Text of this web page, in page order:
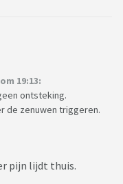
19:13:
ontsteking.
de zenuwen triggeren.
pijn lijdt thuis.